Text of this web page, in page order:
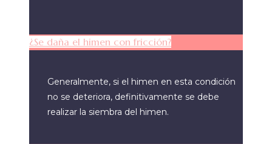
¿Se daña el himen con fricción?
Generalmente, si el himen en esta condición
no se deteriora, definitivamente se debe
realizar la siembra del himen.